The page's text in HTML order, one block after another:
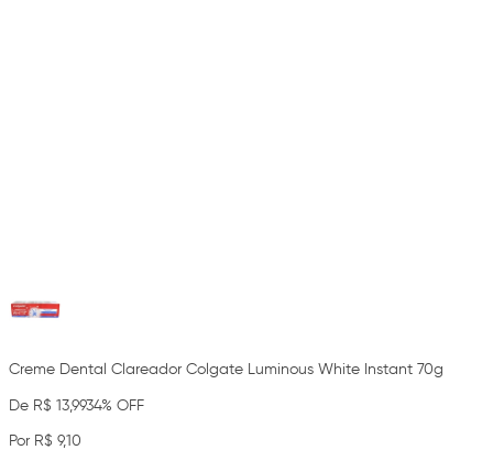
Creme Dental Clareador Colgate Luminous White Instant 70g
De R$ 13,9934% OFF
Por R$ 9,10